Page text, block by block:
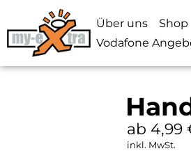
Über uns Shop
Vodafone
ab 4,99
inkl. MwSt.